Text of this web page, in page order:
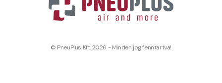
© PneuPlus Kft. 2026 - Minden jog fenntartva!